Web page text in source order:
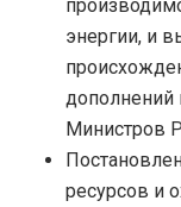
энергии, и
дополнений
Министров
ресурсов и